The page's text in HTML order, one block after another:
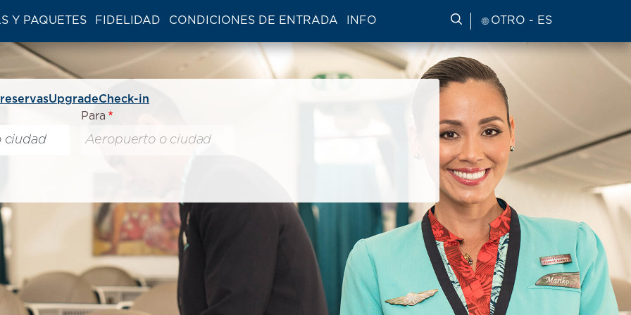
Y PAQUETES FIDELIDAD CONDICIONES DE ENTRADA INFO BUSCAR INFORMACIÓN DE
OTRO - ES
UpgradeCheck-in
Para